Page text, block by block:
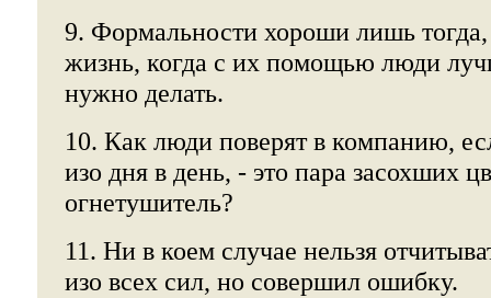
9. Формальности хороши лишь
жизнь, когда с их помощью люди
нужно делать.
10. Как люди поверят в компанию,
изо дня в день, - это пара засохших
огнетушитель?
11. Ни в коем случае нельзя
изо всех сил, но совершил ошибку.